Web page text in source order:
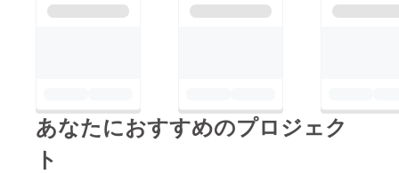
あなたにおすすめのプロジェク
ト